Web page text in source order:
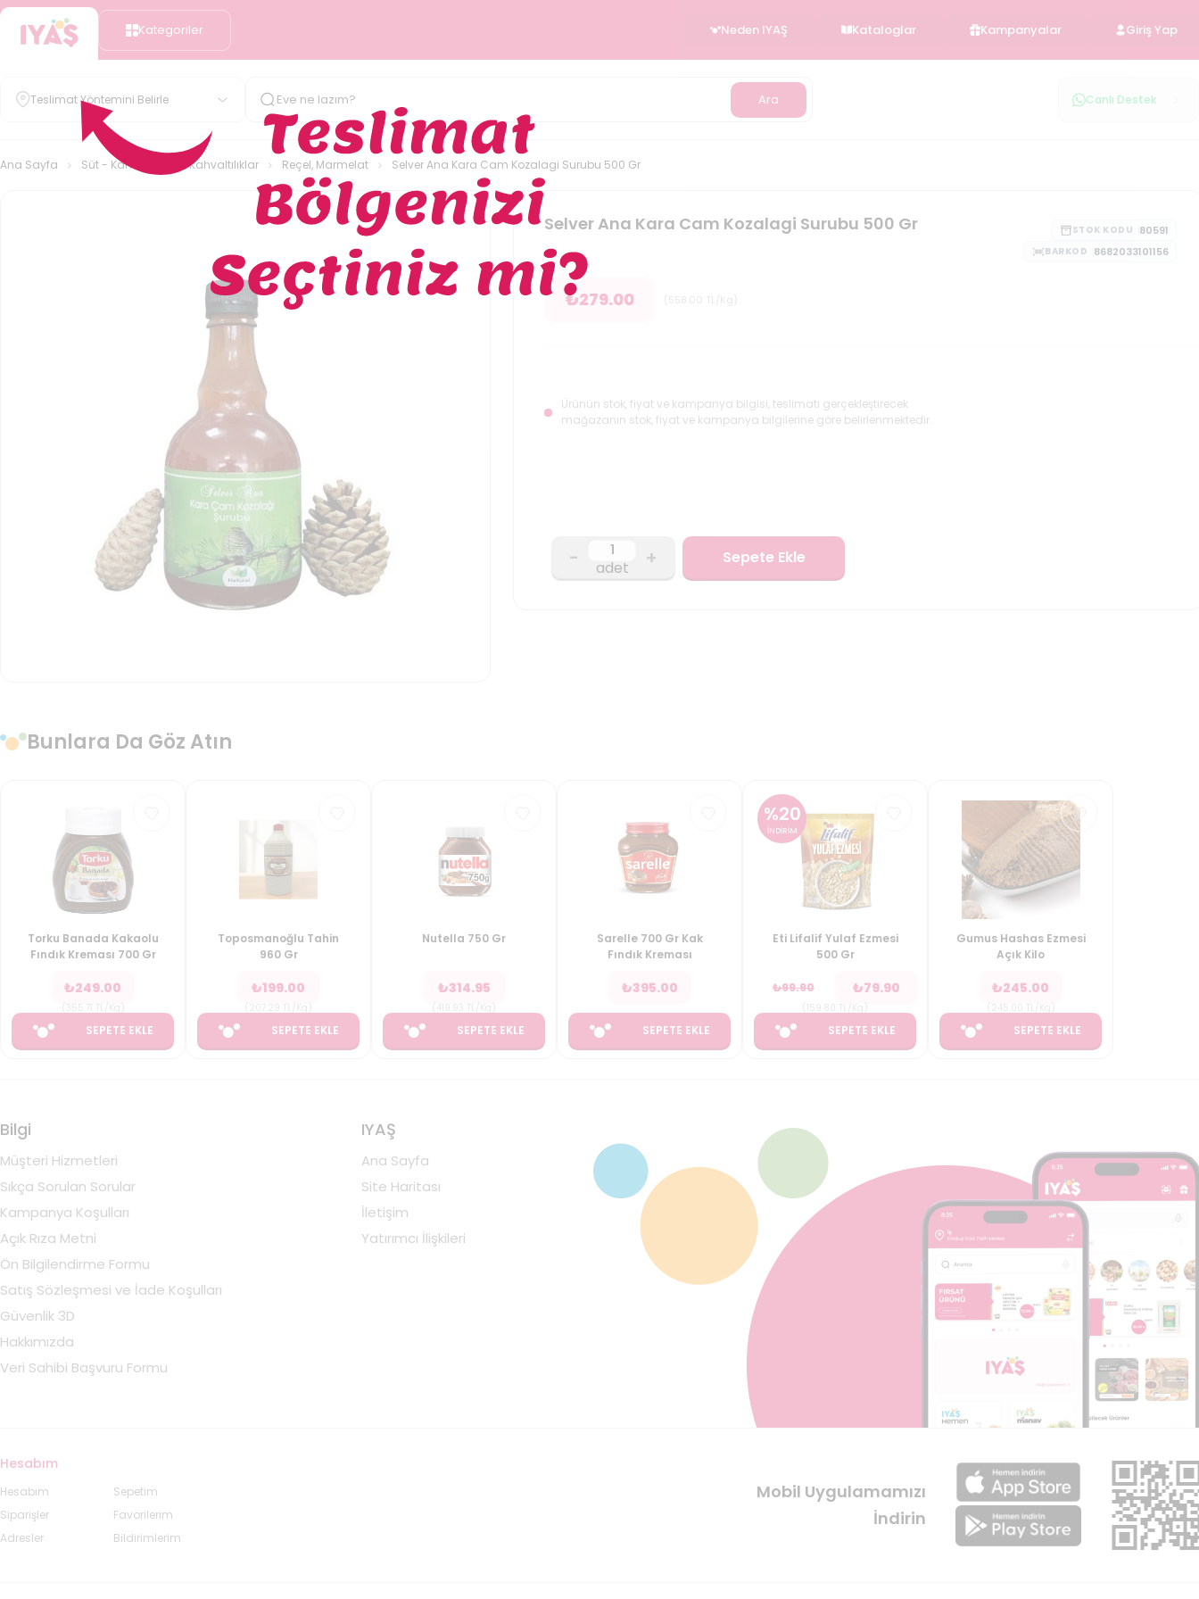
Kategoriler Neden IYAŞ Kataloglar Kampanyalar Giriş Yap
Teslimat Yöntemini Belirle Ara Canlı Destek
Ana Sayfa Süt - Kahvaltılık Kahvaltılıklar Reçel, Marmelat Selver Ana Kara Cam Kozalagi Surubu 500 Gr
Selver Ana Kara Cam Kozalagi Surubu 500 Gr STOK KODU 80591
BARKOD 8682033101156
₺279.00
Ürünün stok, fiyat ve kampanya bilgisi, teslimatı gerçekleştirecek
mağazanın stok, fiyat ve kampanya bilgilerine göre belirlenmektedir.
- adet + Sepete Ekle
Bunlara Da Göz Atın
Torku Banada Kakaolu
Fındık Kreması 700 Gr
₺249.00
SEPETE EKLE
Toposmanoğlu Tahin
960 Gr
₺199.00
SEPETE EKLE
Nutella 750 Gr
₺314.95
SEPETE EKLE
Sarelle 700 Gr Kak
Fındık Kreması
₺395.00
SEPETE EKLE
%20
İNDİRİM
Eti Lifalif Yulaf Ezmesi
500 Gr
₺99.90 ₺79.90
SEPETE EKLE
Gumus Hashas Ezmesi
Açık Kilo
₺245.00
SEPETE EKLE
Bilgi
Müşteri Hizmetleri
Sıkça Sorulan Sorular
Kampanya Koşulları
Açık Rıza Metni
Ön Bilgilendirme Formu
Satış Sözleşmesi ve İade Koşulları
Güvenlik 3D
Hakkımızda
Veri Sahibi Başvuru Formu
IYAŞ
Ana Sayfa
Site Haritası
İletişim
Yatırımcı İlişkileri
Hesabım
Hesabım
Siparişler
Adresler
Sepetim
Favorilerim
Bildirimlerim
Mobil Uygulamamızı
İndirin